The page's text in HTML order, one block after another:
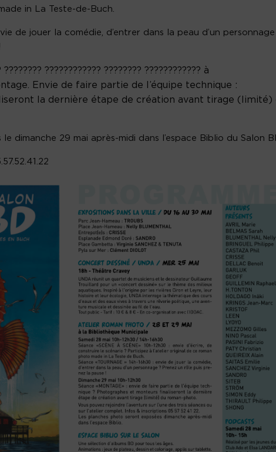
in La Teste-de-Buch.
de jouer la comédie, d’entrer dans la peau d’un personnage
???????????? ???????? ???????????? à
Envie de faire partie de l’équipe technique :
la dernière étape de création avant tirage (limité)
dimanche 29 mai après-midi dans l’espace Biblio du Salon